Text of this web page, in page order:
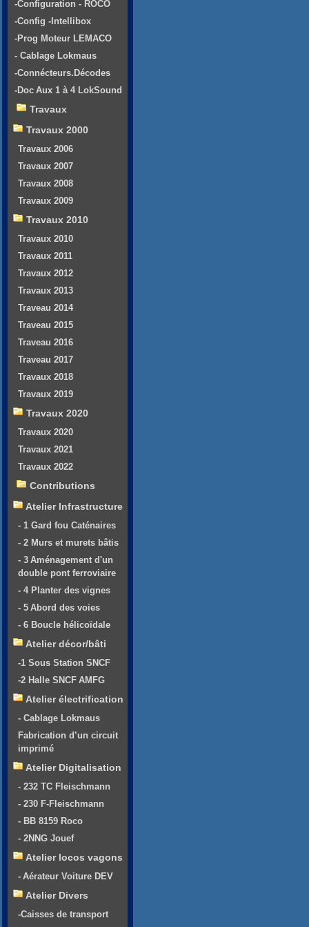
-Configuration - ROCO
-Config -Intellibox
-Prog Moteur LEMACO
- Cablage Lokmaus
-Connécteurs.Décodes
-Doc Aux 1 à 4 LokSound
Travaux
Travaux 2000
Travaux 2006
Travaux 2007
Travaux 2008
Travaux 2009
Travaux 2010
Travaux 2010
Travaux 2011
Travaux 2012
Travaux 2013
Traveau 2014
Traveau 2015
Traveau 2016
Traveau 2017
Travaux 2018
Travaux 2019
Travaux 2020
Travaux 2020
Travaux 2021
Travaux 2022
Contributions
Atelier Infrastructure
- 1 Gard fou Caténaires
- 2 Murs et murets bâtis
- 3 Aménagement d'un
double pont ferroviaire
- 4 Planter des vignes
- 5 Abord des voies
- 6 Boucle hélicoïdale
Atelier décor/bâti
-1 Sous Station SNCF
-2 Halle SNCF AMFG
Atelier électrification
- Cablage Lokmaus
Fabrication d’un circuit
imprimé
Atelier Digitalisation
- 232 TC Fleischmann
- 230 F-Fleischmann
- BB 8159 Roco
- 2NNG Jouef
Atelier locos vagons
- Aérateur Voiture DEV
Atelier Divers
-Caisses de transport